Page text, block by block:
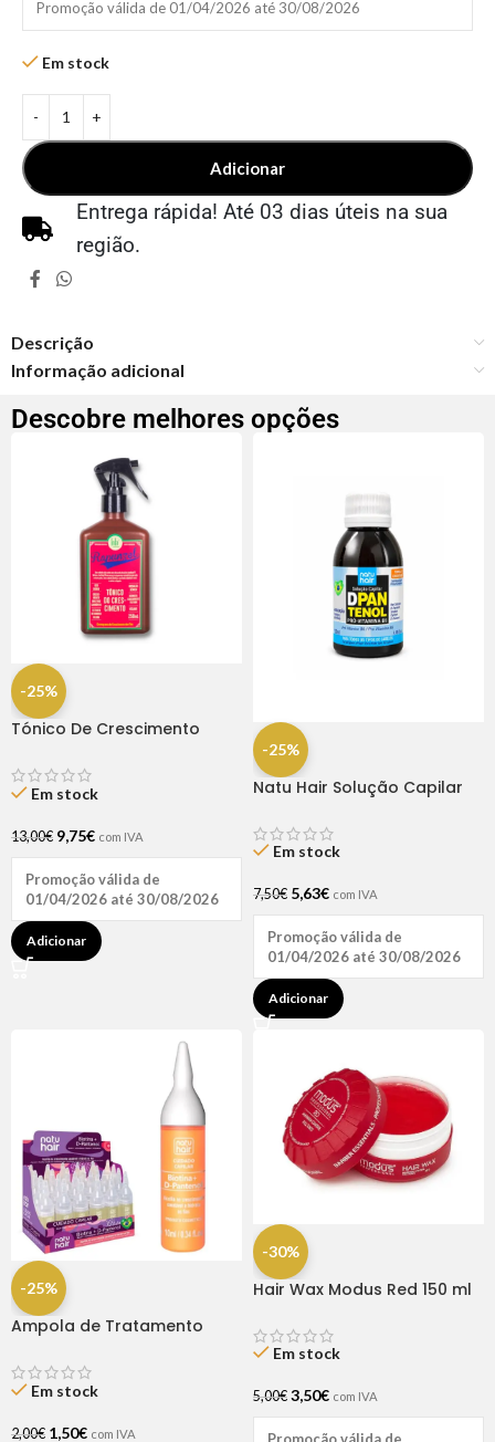
Promoção válida de 01/04/2026 até 30/08/2026
Em stock
Adicionar
Entrega rápida! Até 03 dias úteis na sua
região.
Descrição
Informação adicional
Descobre melhores opções
-25%
Tónico De Crescimento
Em stock
13,00€ 9,75€ com IVA
Promoção válida de
01/04/2026 até 30/08/2026
Adicionar
-25%
Natu Hair Solução Capilar
Em stock
7,50€ 5,63€ com IVA
Promoção válida de
01/04/2026 até 30/08/2026
Adicionar
-25%
Ampola de Tratamento
Hair (1 UNIDADE)
Em stock
2,00€ 1,50€ com IVA
-30%
Hair Wax Modus Red 150 ml
Em stock
5,00€ 3,50€ com IVA